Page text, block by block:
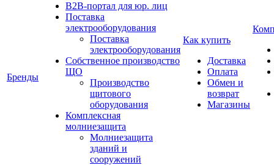
Бренды
B2B-портал для юр. лиц
Поставка
электрооборудования
Поставка
электрооборудования
Собственное производство
ЩО
Производство
щитового
оборудования
Комплексная
молниезащита
Молниезащита
зданий и
сооружений
Как купить
Доставка
Оплата
Обмен и
возврат
Магазины